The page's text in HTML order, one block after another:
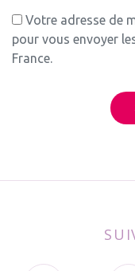
Votre adresse de
pour vous envoyer
France.